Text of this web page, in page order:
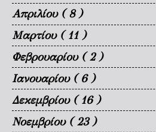
Απριλίου ( 8 )
Μαρτίου ( 11 )
Φεβρουαρίου ( 2 )
Ιανουαρίου ( 6 )
Δεκεμβρίου ( 16 )
Νοεμβρίου ( 23 )